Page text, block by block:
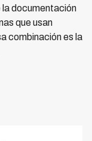
documentación
que usan
combinación es la